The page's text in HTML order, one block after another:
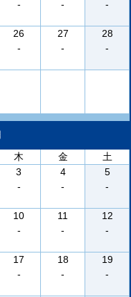
- - -
26
-
27
-
28
-
木 金
土
3
-
4
-
5
-
10
-
11
-
12
-
17
-
18
-
19
-